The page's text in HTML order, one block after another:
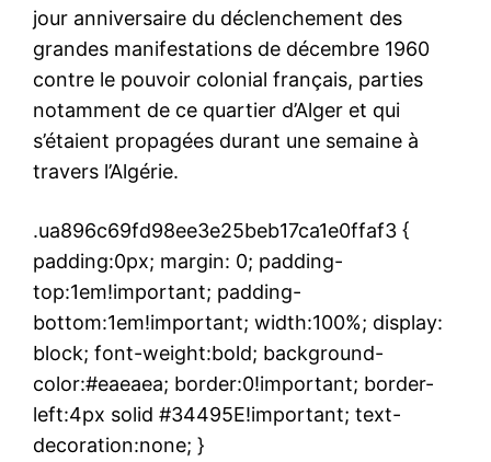
jour anniversaire du déclenchement des
grandes manifestations de décembre 1960
contre le pouvoir colonial français, parties
notamment de ce quartier d’Alger et qui
s’étaient propagées durant une semaine à
travers l’Algérie.
.ua896c69fd98ee3e25beb17ca1e0ffaf3 {
padding:0px; margin: 0; padding-
top:1em!important; padding-
bottom:1em!important; width:100%; display:
block; font-weight:bold; background-
color:#eaeaea; border:0!important; border-
left:4px solid #34495E!important; text-
decoration:none; }